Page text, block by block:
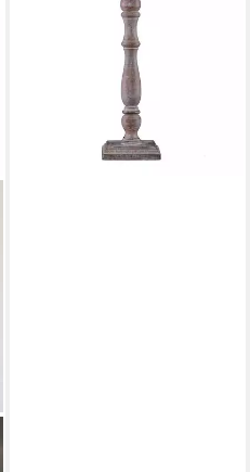
Holz Natur Antik Weiß
Gewischt Cambridge
Tischlampe, E27 Leuchtmittel
lieferbar - in 2-3 Werktagen bei dir